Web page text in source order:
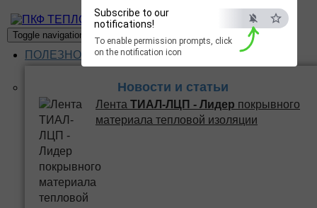
Subscribe to our
notifications!
To enable permission prompts, click
on the notification icon
ПКФ ТЕПЛО
Toggle navigation
ПОЛЕЗНОЕ
Новости и статьи
Лента ТИАЛ-ЛЦП - Лидер покрывного
материала тепловой изоляции